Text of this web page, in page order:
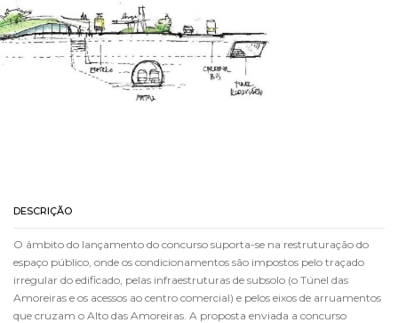
DESCRIÇÃO
O âmbito do lançamento do concurso suporta-se na restruturação do
espaço público, onde os condicionamentos são impostos pelo traçado
irregular do edificado, pelas infraestruturas de subsolo (o Túnel das
Amoreiras e os acessos ao centro comercial) e pelos eixos de arruamentos
que cruzam o Alto das Amoreiras. A proposta enviada a concurso